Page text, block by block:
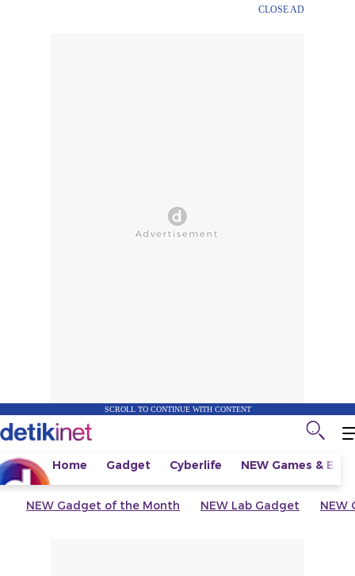
CLOSE AD
SCROLL TO CONTINUE WITH CONTENT
Home Gadget Cyberlife NEW Games &
NEW Gadget of the Month NEW Lab Gadget NEW